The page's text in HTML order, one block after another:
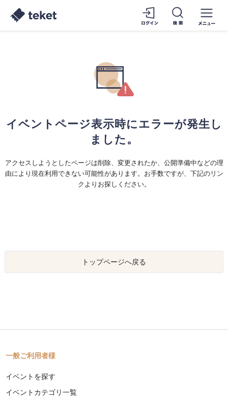
イベントページ表示時にエラーが発生し
ました。
アクセスしようとしたページは削除、変更されたか、公開準備中などの理
由により現在利用できない可能性があります。お手数ですが、下記のリン
クよりお探しください。
トップページへ戻る
一般ご利用者様
イベントを探す
イベントカテゴリ一覧